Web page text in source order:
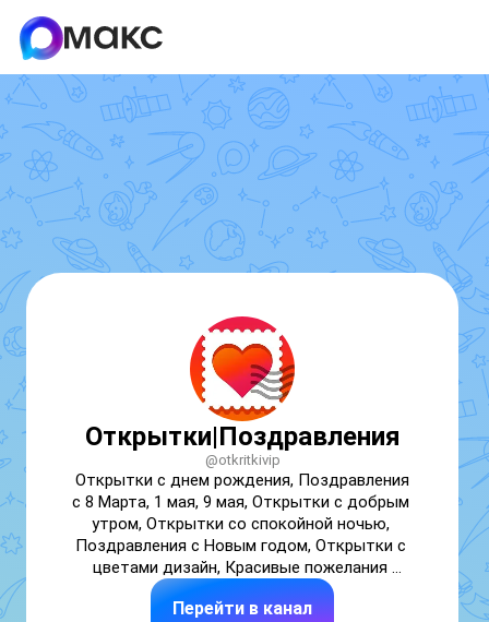
Открытки|Поздравления
@otkritkivip
Открытки с днем рождения, Поздравления
с 8 Марта, 1 мая, 9 мая, Открытки с добрым
утром, Открытки со спокойной ночью,
Поздравления с Новым годом, Открытки с
цветами дизайн, Красивые пожелания
любимой, Поздравления коллеге на работе,
Открытки с животными милые
Перейти в канал